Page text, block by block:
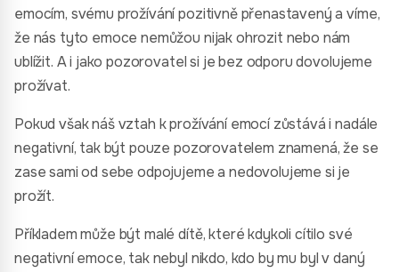
emocím, svému prožívání pozitivně přenastavený a víme,
že nás tyto emoce nemůžou nijak ohrozit nebo nám
ublížit. A i jako pozorovatel si je bez odporu dovolujeme
prožívat.
Pokud však náš vztah k prožívání emocí zůstává i nadále
negativní, tak být pouze pozorovatelem znamená, že se
zase sami od sebe odpojujeme a nedovolujeme si je
prožít.
Příkladem může být malé dítě, které kdykoli cítilo své
negativní emoce, tak nebyl nikdo, kdo by mu byl v daný